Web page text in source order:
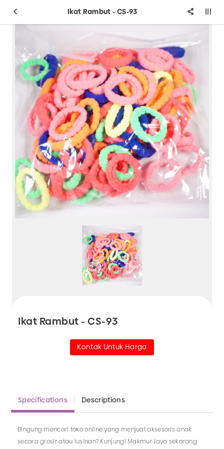
Ikat Rambut - CS-93
Ikat Rambut - CS-93
Kontak Untuk Harga
Specifications Descriptions
Bingung mencari toko online yang menjual aksesoris anak
secara grosir atau lusinan? Kunjungi Makmur Jaya sekarang